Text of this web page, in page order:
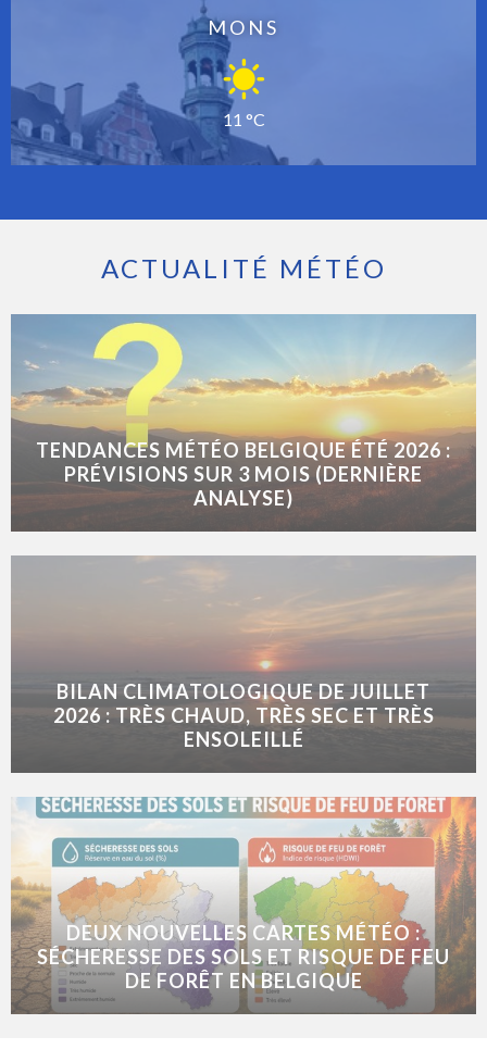
MONS
11 °C
ACTUALITÉ MÉTÉO
TENDANCES MÉTÉO BELGIQUE ÉTÉ 2026 :
PRÉVISIONS SUR 3 MOIS (DERNIÈRE
ANALYSE)
BILAN CLIMATOLOGIQUE DE JUILLET
2026 : TRÈS CHAUD, TRÈS SEC ET TRÈS
ENSOLEILLÉ
DEUX NOUVELLES CARTES MÉTÉO :
SÉCHERESSE DES SOLS ET RISQUE DE FEU
DE FORÊT EN BELGIQUE